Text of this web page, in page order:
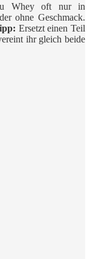
Whey oft nur in
ohne Geschmack.
Ersetzt einen Teil
ihr gleich beide